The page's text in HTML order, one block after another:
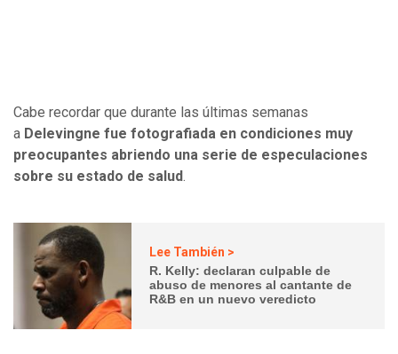
Cabe recordar que durante las últimas semanas
a Delevingne fue fotografiada en condiciones muy
preocupantes abriendo una serie de especulaciones
sobre su estado de salud
Lee También >
R. Kelly: declaran culpable de
abuso de menores al cantante de
R&B en un nuevo veredicto